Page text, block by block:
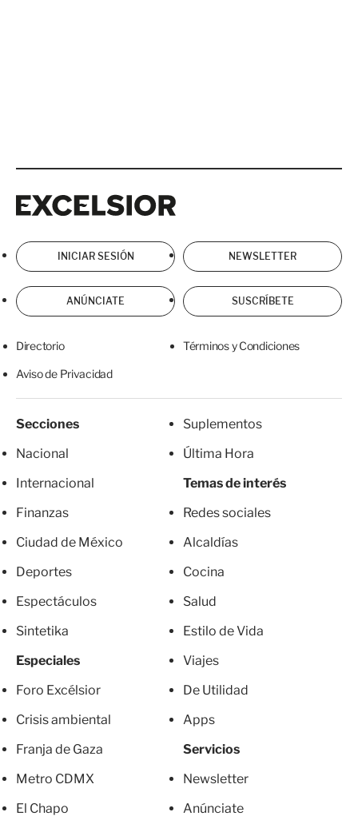
INICIAR SESIÓN NEWSLETTER
ANÚNCIATE SUSCRÍBETE
Directorio Términos y Condiciones
Aviso de Privacidad
Secciones
Nacional
Internacional
Finanzas
Ciudad de México
Deportes
Espectáculos
Sintetika
Especiales
Foro Excélsior
Crisis ambiental
Franja de Gaza
Metro CDMX
El Chapo
Suplementos
Última Hora
Temas de interés
Redes sociales
Alcaldías
Cocina
Salud
Estilo de Vida
Viajes
De Utilidad
Apps
Servicios
Newsletter
Anúnciate